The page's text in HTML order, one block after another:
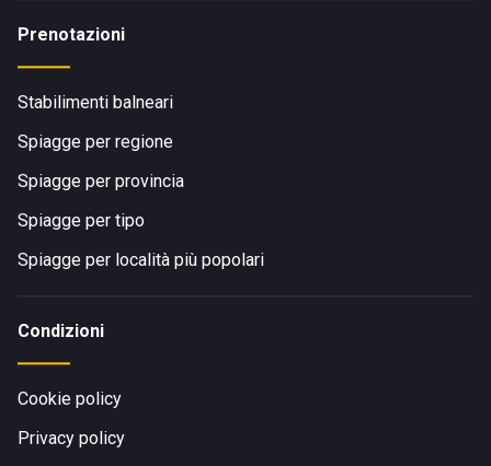
Prenotazioni
Stabilimenti balneari
Spiagge per regione
Spiagge per provincia
Spiagge per tipo
Spiagge per località più popolari
Condizioni
Cookie policy
Privacy policy